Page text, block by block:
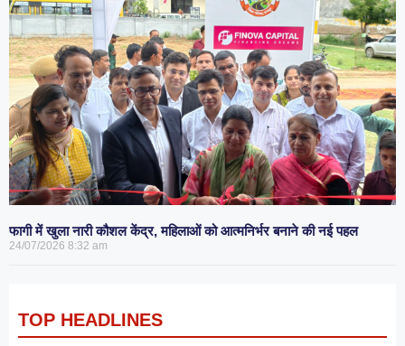
फागी में खुला नारी कौशल केंद्र, महिलाओं को आत्मनिर्भर बनाने की नई पहल
24/07/2026 8:32 am
TOP HEADLINES